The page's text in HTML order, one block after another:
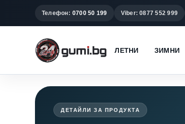
Телефон: 0700 50 199 Viber: 0877 552 999
ЛЕТНИ ЗИМНИ
ДЕТАЙЛИ ЗА ПРОДУКТА